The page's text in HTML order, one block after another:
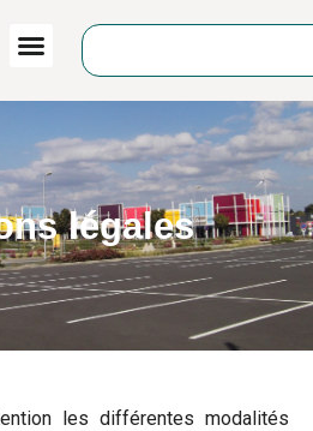
légales
les différentes modalités